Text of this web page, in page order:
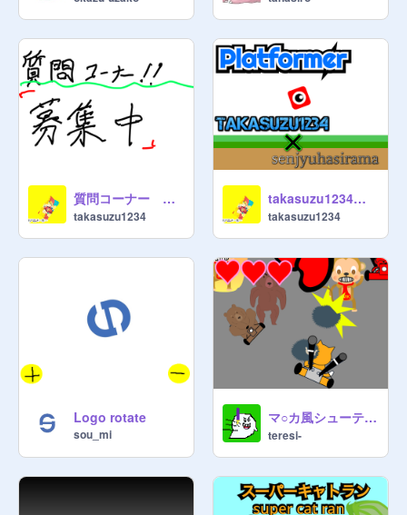
質問コーナー 質問募集中！
takasuzu1234
takasuzu1234＆senjyuhasiramaコラボ作品！！プラットフォーマー！ スマホ対応！
takasuzu1234
Logo rotate
sou_mi
マ○カ風シューティングゲーム boss
teresi-